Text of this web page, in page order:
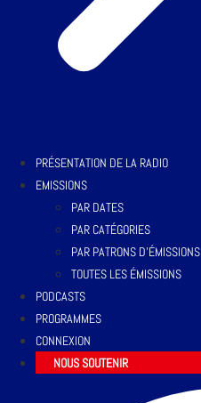
PRÉSENTATION DE LA RADIO
EMISSIONS
PAR DATES
PAR CATÉGORIES
PAR PATRONS D’ÉMISSIONS
TOUTES LES ÉMISSIONS
PODCASTS
PROGRAMMES
CONNEXION
NOUS SOUTENIR